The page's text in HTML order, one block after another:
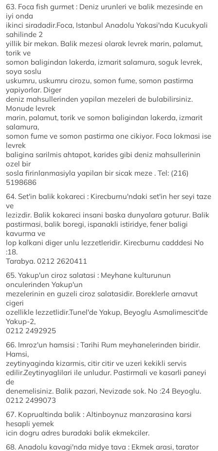
63. Foca fish gurmet : Deniz urunleri ve balik mezesinde en
iyi onda
ikinci siradadir.Foca, Istanbul Anadolu Yakasi'nda Kucukyali
sahilinde 2
yillik bir mekan. Balik mezesi olarak levrek marin, palamut,
torik ve
somon baligindan lakerda, izmarit salamura, soguk levrek,
soya soslu
uskumru, uskumru cirozu, somon fume, somon pastirma
yapiyorlar. Diger
deniz mahsullerinden yapilan mezeleri de bulabilirsiniz.
Monude levrek
marin, palamut, torik ve somon baligindan lakerda, izmarit
salamura,
somon fume ve somon pastirma one cikiyor. Foca lokmasi ise
levrek
baligina sarilmis ahtapot, karides gibi deniz mahsullerinin
ozel bir
sosla firinlanmasiyla yapilan bir sicak meze . Tel: (216)
5198686
64. Set'in balik kokareci : Kirecburnu'ndaki set'in her seyi taze
ve
lezizdir. Balik kokareci insani baska dunyalara goturur. Balik
pastirmasi, balik boregi, ispanakli istiridye, fener baligi
kavurma ve
lop kalkani diger unlu lezzetleridir. Kirecburnu cadddesi No
:18.
Tarabya. 0212 2620411
65. Yakup'un ciroz salatasi : Meyhane kulturunun
onculerinden Yakup'un
mezelerinin en guzeli ciroz salatasidir. Boreklerle arnavut
cigeri
ozellikle lezzetlidir.Tunel'de Yakup, Beyoglu Asmalimescit'de
Yakup-2,
0212 2492925
66. Imroz'un hamsisi : Tarihi Rum meyhanelerinden biridir.
Hamsi,
zeytinyaginda kizarmis, citir citir ve uzeri kekikli servis
edilir.Zeytinyaglilari ile unludur. Pastirmali ve kasarli paneyi
de
denemelisiniz. Balik pazari, Nevizade sok. No :24 Beyoglu.
0212 2499073
67. Koprualtinda balik : Altinboynuz manzarasina karsi
hesapli yemek
icin dogru adres buradaki balik ekmekciler.
68. Anadolu kavagi'nda midye tava : Ekmek arasi, tarator